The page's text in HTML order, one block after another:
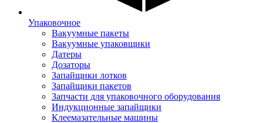
Упаковочное
Вакуумные пакеты
Вакуумные упаковщики
Датеры
Дозаторы
Запайщики лотков
Запайщики пакетов
Запчасти для упаковочного оборудования
Индукционные запайщики
Клеемазательные машины